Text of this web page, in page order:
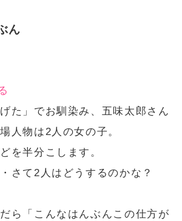
ん
た」でお馴染み、五味太郎さん
人物は2人の女の子。
を半分こします。
さて2人はどうするのかな？
ら「こんなはんぶんこの仕方が